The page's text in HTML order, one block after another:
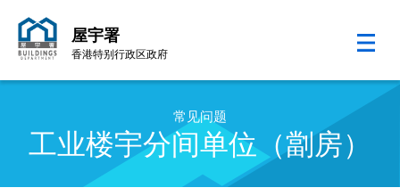
屋宇署
香港特别行政区政府
常见问题
工业楼宇分间单位（劏房）